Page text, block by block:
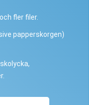
fler filer.
papperskorgen)